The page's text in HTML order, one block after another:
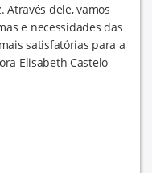
Através dele, vamos
e necessidades das
satisfatórias para a
Elisabeth Castelo